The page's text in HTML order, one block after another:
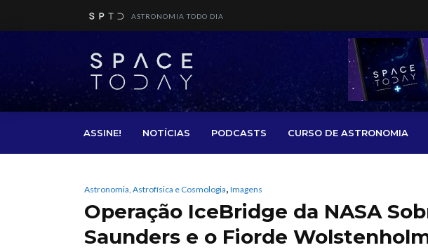
ASTRONOMIA TODO DIA
ASSINE! NOTÍCIAS PODCASTS CURSO DE ASTRONOMIA
Astronomia, Astrofísica e Cosmologia, Imagens
Operação IceBridge da NASA
Saunders e o Fiorde